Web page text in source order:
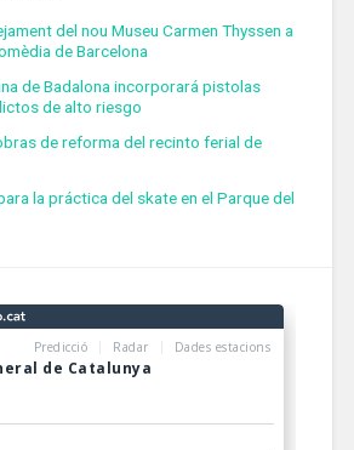
del nou Museu Carmen Thyssen a
de Barcelona
de Badalona incorporará pistolas
de alto riesgo
de reforma del recinto ferial de
la práctica del skate en el Parque del